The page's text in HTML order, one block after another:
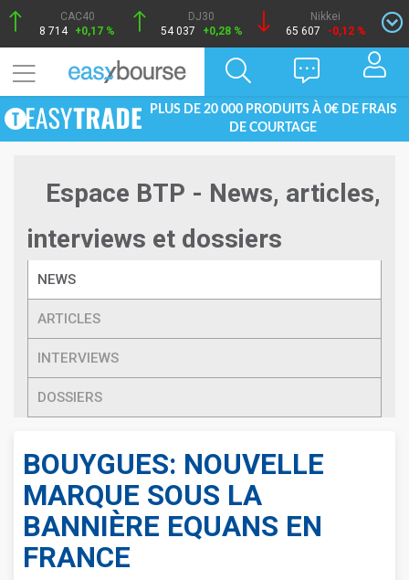
CAC40
8 714 +0,17 %
DJ30
54 037
+0,28 %
Nikkei
65 607
-0,12 %
PLUS DE 20 000 PRODUITS À 0€ DE FRAIS
DE COURTAGE
Espace BTP - News, articles,
interviews et dossiers
NEWS
ARTICLES
INTERVIEWS
DOSSIERS
BOUYGUES: NOUVELLE
MARQUE SOUS LA
BANNIÈRE EQUANS EN
FRANCE